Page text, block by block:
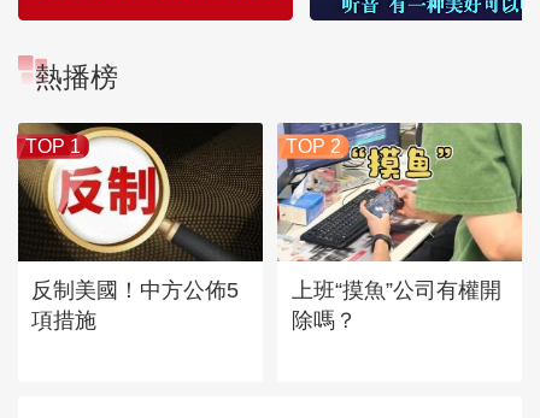
熱播榜
TOP 1
反制美國！中方公佈5
項措施
TOP 2
上班“摸魚”公司有權開
除嗎？